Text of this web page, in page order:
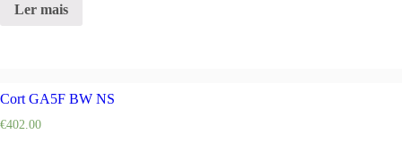
Ler mais
Cort GA5F BW NS
€402.00